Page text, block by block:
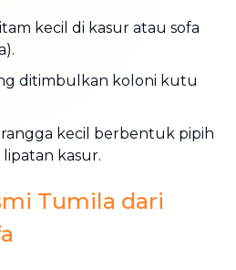
kecil di kasur atau sofa
ditimbulkan koloni kutu
kecil berbentuk pipih
kasur.
Tumila dari